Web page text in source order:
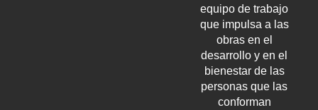
equipo de trabajo
que impulsa a las
obras en el
desarrollo y en el
bienestar de las
personas que las
conforman